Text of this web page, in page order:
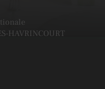
HAVRINCOURT